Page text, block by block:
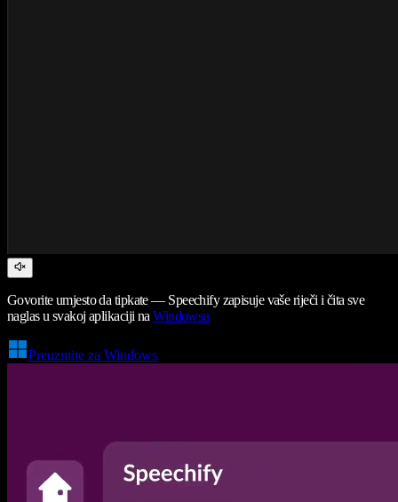
Govorite umjesto da tipkate — Speechify zapisuje vaše riječi i čita sve
naglas u svakoj aplikaciji naWindowsu
Preuzmite za Windows